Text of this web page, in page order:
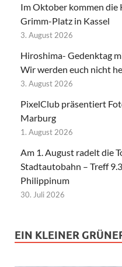
Im Oktober kommen die
Grimm-Platz in Kassel
3. August 2026
Hiroshima- Gedenktag
Wir werden euch nicht
3. August 2026
PixelClub präsentiert
Marburg
1. August 2026
Am 1. August radelt die
Stadtautobahn – Treff
Philippinum
30. Juli 2026
EIN KLEINER